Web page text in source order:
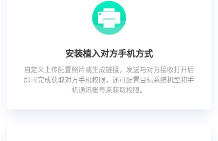
安装植入对方手机方式
自定义上传配置照片或生成链接，发送与对方接收打开后
即可完成获取对方手机权限，还可配置目标系统机型和手
机通讯账号来获取权限。